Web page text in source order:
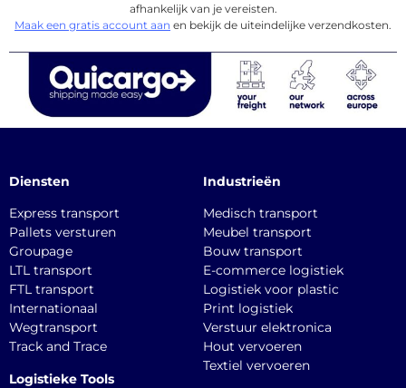
afhankelijk van je vereisten.
Maak een gratis account aan en bekijk de uiteindelijke verzendkosten.
Diensten
Express transport
Pallets versturen
Groupage
LTL transport
FTL transport
Internationaal
Wegtransport
Track and Trace
Logistieke Tools
Industrieën
Medisch transport
Meubel transport
Bouw transport
E-commerce logistiek
Logistiek voor plastic
Print logistiek
Verstuur elektronica
Hout vervoeren
Textiel vervoeren